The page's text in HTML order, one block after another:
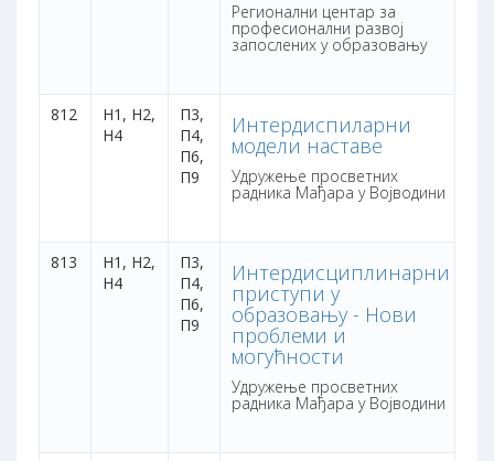
Регионални центар за
професионални развој
запослених у образовању
812
Н1, Н2,
Н4
П3,
П4,
П6,
П9
Интердиспиларни
модели наставе
Удружење просветних
радника Мађара у Војводини
813
Н1, Н2,
Н4
П3,
П4,
П6,
П9
Интердисциплинарни
приступи у
образовању - Нови
проблеми и
могућности
Удружење просветних
радника Мађара у Војводини